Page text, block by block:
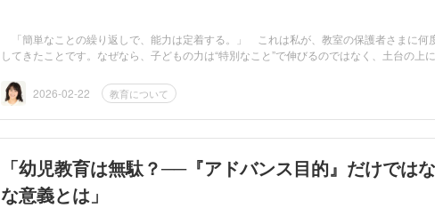
「簡単なことの繰り返しで、能力は定着する。」 これは私が、教室の保護者さまに何
してきたことです。なぜなら、子どもの力は“特別なこと”で伸びるのではなく、土台の上に
2026-02-22 教育について
「幼児教育は無駄？──『アドバンス目的』だけでは
な意義とは」